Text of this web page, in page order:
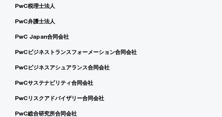
PwC税理士法人
PwC弁護士法人
PwC Japan合同会社
PwCビジネストランスフォーメーション合同会社
PwCビジネスアシュアランス合同会社
PwCサステナビリティ合同会社
PwCリスクアドバイザリー合同会社
PwC総合研究所合同会社